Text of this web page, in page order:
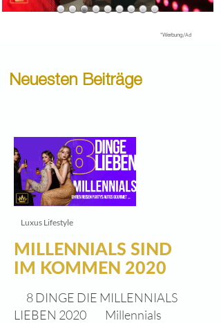
Neuesten Beiträge
Luxus Lifestyle
MILLENNIALS SIND
IM KOMMEN 2020
LIEBEN 2020 Millennials
*Werbung/Ad